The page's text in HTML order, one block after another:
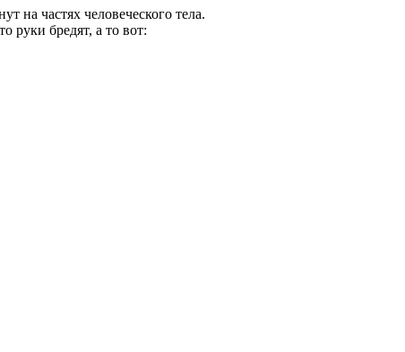
на частях человеческого тела.
руки бредят, а то вот: